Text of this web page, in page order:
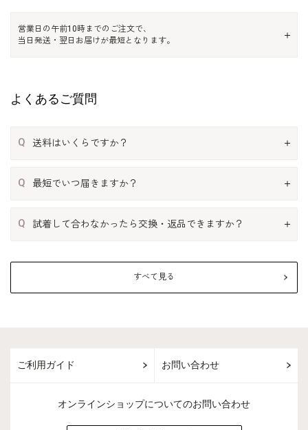
営業日の午前10時までのご注文で、
当日発送・翌日お届けが最短となります。
よくあるご質問
Q 送料はいくらですか？
Q 最短でいつ届きますか？
Q 試着して合わなかったら交換・返品できますか？
すべて見る
ご利用ガイド お問い合わせ
オンラインショップについてのお問い合わせ